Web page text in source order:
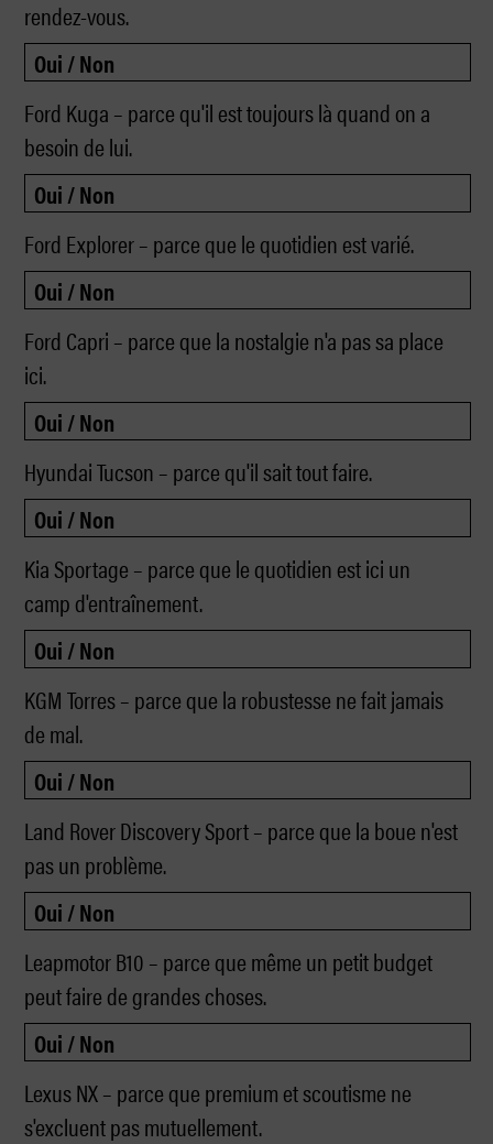
rendez-vous.
Ford Kuga – parce qu'il est toujours là quand on a
besoin de lui.
Ford Explorer – parce que le quotidien est varié.
Ford Capri – parce que la nostalgie n'a pas sa place
ici.
Hyundai Tucson – parce qu'il sait tout faire.
Kia Sportage – parce que le quotidien est ici un
camp d'entraînement.
KGM Torres – parce que la robustesse ne fait jamais
de mal.
Land Rover Discovery Sport – parce que la boue n'est
pas un problème.
Leapmotor B10 – parce que même un petit budget
peut faire de grandes choses.
Lexus NX – parce que premium et scoutisme ne
s'excluent pas mutuellement.